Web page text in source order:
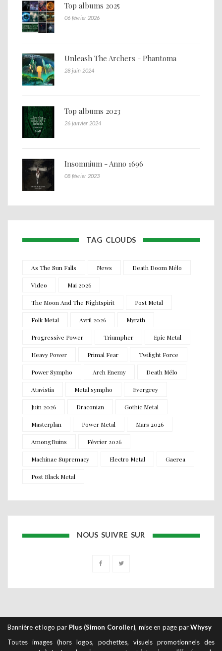
Top albums 2025
06 février 2026
Unleash The Archers - Phantoma
28 juin 2024
Top albums 2023
26 janvier 2024
Insomnium - Anno 1696
08 février 2023
TAG CLOUDS
As The Sun Falls News Death Doom Mélo
Video Mai 2026
The Moon And The Nightspirit Post Metal
Folk Metal Avril 2026 Myrath
Progressive Power Triumpher Epic Metal
Heavy Power Primal Fear Twilight Force
Power Sympho Arch Enemy Death Mélo
Atavistia Metal sympho Evergrey
Juin 2026 Draconian Gothic Metal
Masterplan Power Metal Mars 2026
AmongRuins Février 2026
Machinae Supremacy Electro Metal Gaerea
Post Black Metal
NOUS SUIVRE SUR
Bannière et logo par Plus (Simon Coroller), mise en page parWhysy
Toutes images (hors logos, pochettes, visuels promotionnels des